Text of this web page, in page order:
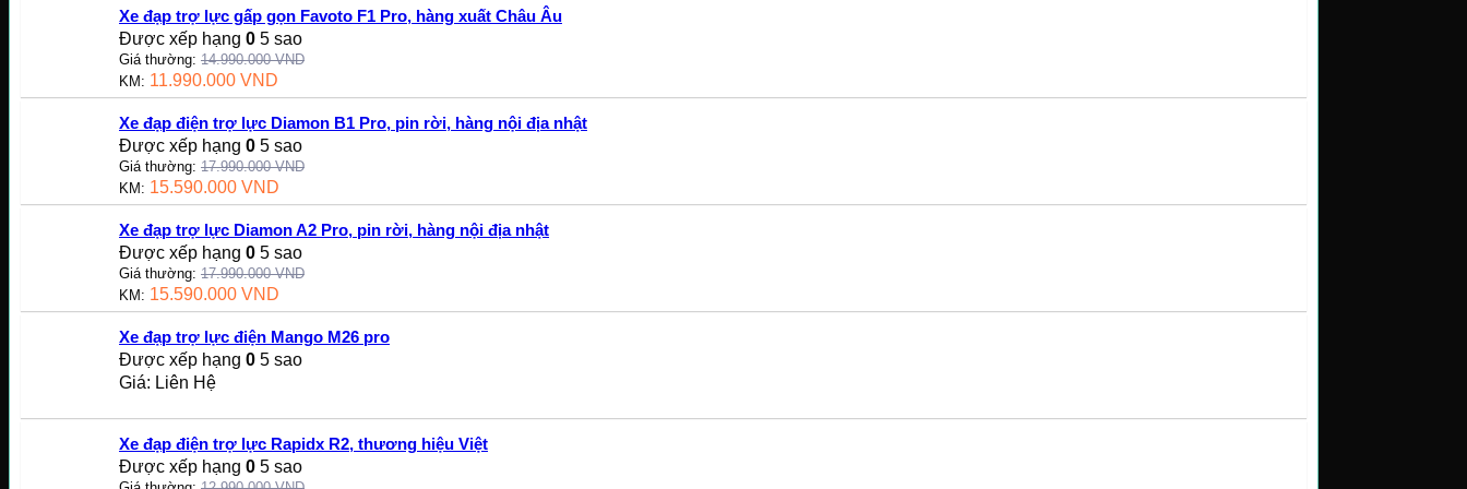
Xe đạp trợ lực gấp gọn Favoto F1 Pro, hàng xuất Châu Âu
Được xếp hạng 0 5 sao
Giá thường: 14.990.000VND
KM: 11.990.000 VND
Xe đạp điện trợ lực Diamon B1 Pro, pin rời, hàng nội địa nhật
Được xếp hạng 0 5 sao
Giá thường: 17.990.000VND
KM: 15.590.000 VND
Xe đạp trợ lực Diamon A2 Pro, pin rời, hàng nội địa nhật
Được xếp hạng 0 5 sao
Giá thường: 17.990.000VND
KM: 15.590.000 VND
Xe đạp trợ lực điện Mango M26 pro
Được xếp hạng 0 5 sao
Giá: Liên Hệ
Xe đạp điện trợ lực Rapidx R2, thương hiệu Việt
Được xếp hạng 0 5 sao